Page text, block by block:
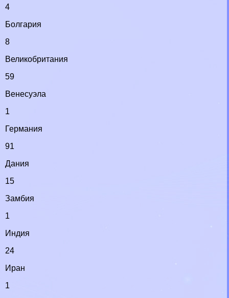
4
Болгария
8
Великобритания
59
Венесуэла
1
Германия
91
Дания
15
Замбия
1
Индия
24
Иран
1